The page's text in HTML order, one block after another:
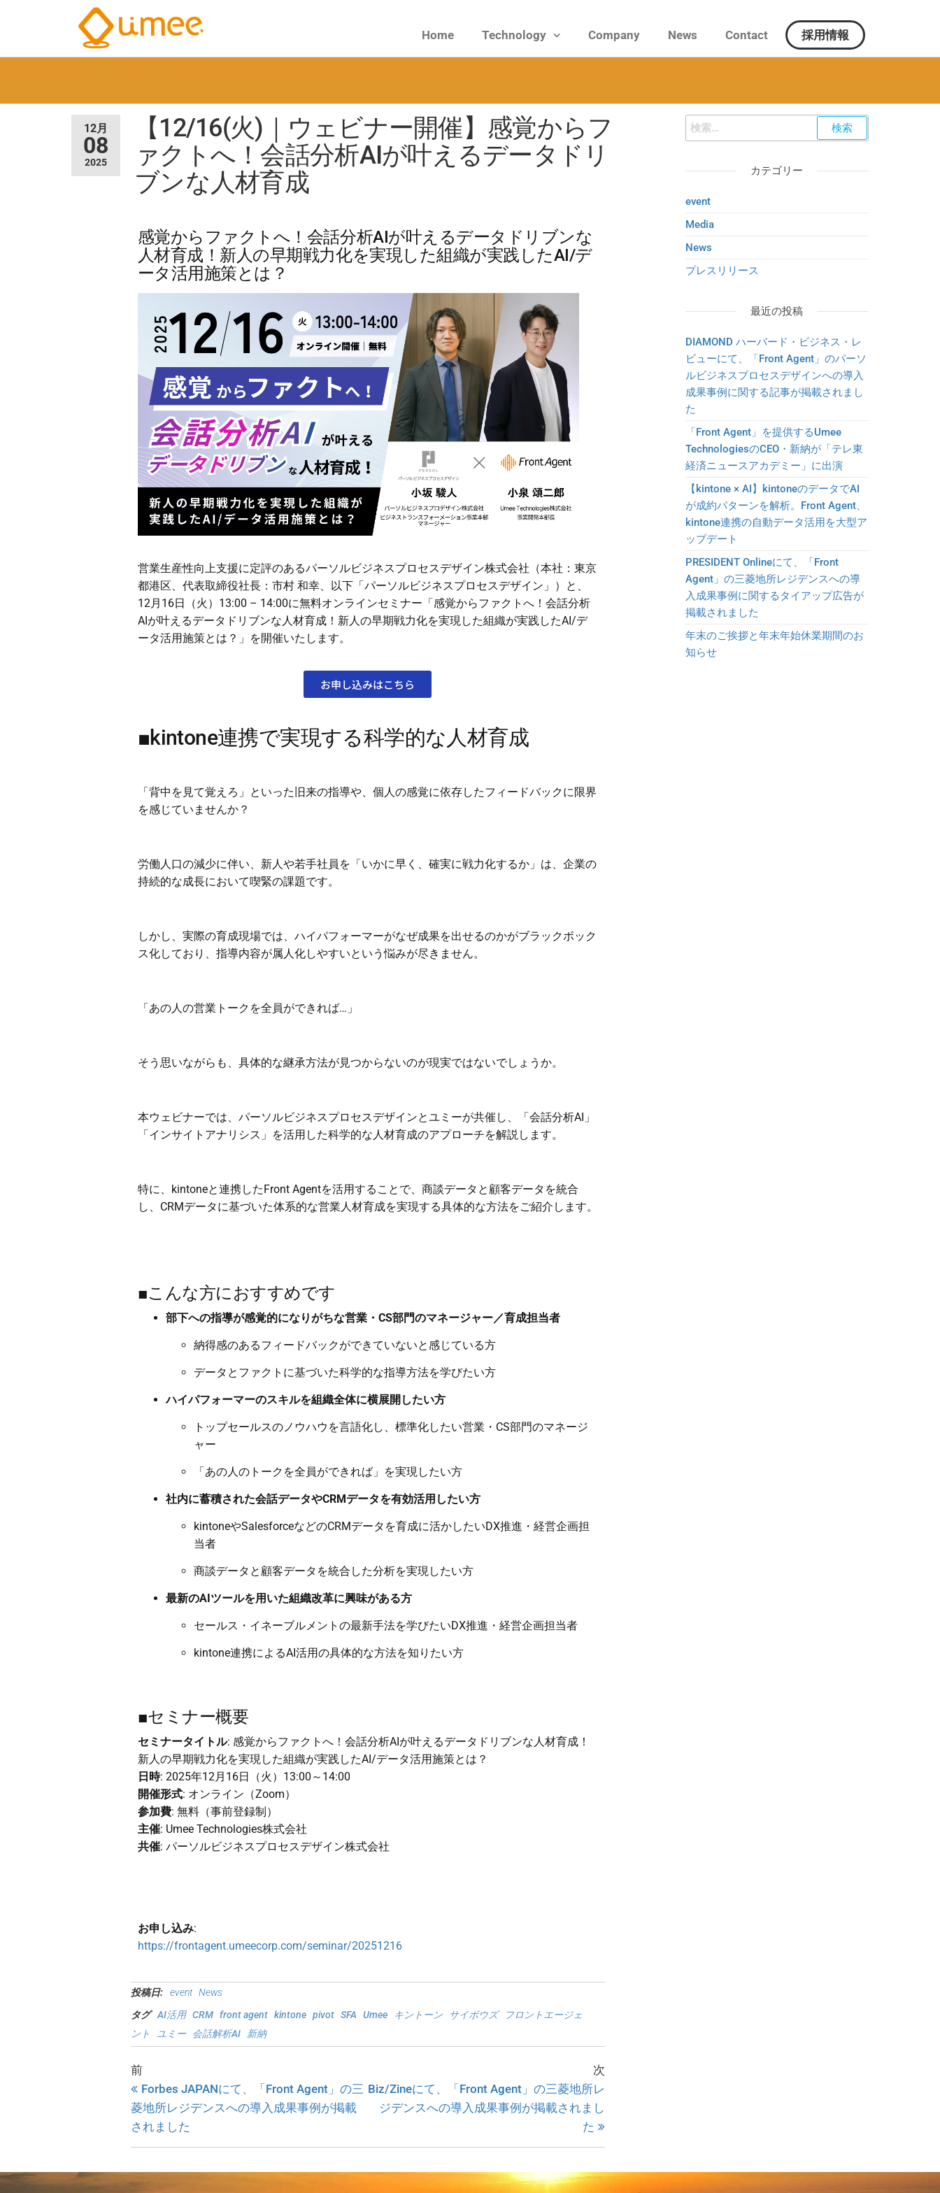
Technologies
ト
AI
電
気
通
学
認
定
ベ
ン
チ
ャ
ー
採用情報
Home Technology Company News Contact
12月
08
2025
【12/16(火)｜ウェビナー開催】感覚からフ
ァクトへ！会話分析AIが叶えるデータドリ
ブンな人材育成
感覚からファクトへ！会話分析AIが叶えるデータドリブンな
人材育成！新人の早期戦力化を実現した組織が実践したAI/デ
ータ活用施策とは？
営業生産性向上支援に定評のあるパーソルビジネスプロセスデザイン株式会社（本社：東京
都港区、代表取締役社長：市村 和幸、以下「パーソルビジネスプロセスデザイン」）と、
12月16日（火）13:00 – 14:00に無料オンラインセミナー「感覚からファクトへ！会話分析
AIが叶えるデータドリブンな人材育成！新人の早期戦力化を実現した組織が実践したAI/デ
ータ活用施策とは？」を開催いたします。
お申し込みはこちら
■kintone連携で実現する科学的な人材育成
「背中を見て覚えろ」といった旧来の指導や、個人の感覚に依存したフィードバックに限界
を感じていませんか？
労働人口の減少に伴い、新人や若手社員を「いかに早く、確実に戦力化するか」は、企業の
持続的な成長において喫緊の課題です。
しかし、実際の育成現場では、ハイパフォーマーがなぜ成果を出せるのかがブラックボック
ス化しており、指導内容が属人化しやすいという悩みが尽きません。
「あの人の営業トークを全員ができれば…」
そう思いながらも、具体的な継承方法が見つからないのが現実ではないでしょうか。
本ウェビナーでは、パーソルビジネスプロセスデザインとユミーが共催し、「会話分析AI」
「インサイトアナリシス」を活用した科学的な人材育成のアプローチを解説します。
特に、kintoneと連携したFront Agentを活用することで、商談データと顧客データを統合
し、CRMデータに基づいた体系的な営業人材育成を実現する具体的な方法をご紹介します。
■こんな方におすすめです
部下への指導が感覚的になりがちな営業・CS部門のマネージャー／育成担当者
納得感のあるフィードバックができていないと感じている方
データとファクトに基づいた科学的な指導方法を学びたい方
ハイパフォーマーのスキルを組織全体に横展開したい方
トップセールスのノウハウを言語化し、標準化したい営業・CS部門のマネージ
ャー
「あの人のトークを全員ができれば」を実現したい方
社内に蓄積された会話データやCRMデータを有効活用したい方
kintoneやSalesforceなどのCRMデータを育成に活かしたいDX推進・経営企画担
当者
商談データと顧客データを統合した分析を実現したい方
最新のAIツールを用いた組織改革に興味がある方
セールス・イネーブルメントの最新手法を学びたいDX推進・経営企画担当者
kintone連携によるAI活用の具体的な方法を知りたい方
■セミナー概要
セミナータイトル: 感覚からファクトへ！会話分析AIが叶えるデータドリブンな人材育成！
新人の早期戦力化を実現した組織が実践したAI/データ活用施策とは？
日時: 2025年12月16日（火）13:00～14:00
開催形式: オンライン（Zoom）
参加費: 無料（事前登録制）
主催: Umee Technologies株式会社
共催: パーソルビジネスプロセスデザイン株式会社
お申し込み:
https://frontagent.umeecorp.com/seminar/20251216
投稿日: event News
タグ
AI活用 CRM front agent kintone pivot SFA Umee キントーン サイボウズ
フロントエージェ
ント
ユミー 会話解析AI 新納
前
Forbes JAPANにて、「Front Agent」の三
菱地所レジデンスへの導入成果事例が掲載
されました
次
Biz/Zineにて、「Front Agent」の三菱地所レ
ジデンスへの導入成果事例が掲載されまし
た
カテゴリー
event
Media
News
プレスリリース
最近の投稿
DIAMOND ハーバード・ビジネス・レ
ビューにて、「Front Agent」のパーソ
ルビジネスプロセスデザインへの導入
成果事例に関する記事が掲載されまし
た
「Front Agent」を提供するUmee
TechnologiesのCEO・新納が「テレ東
経済ニュースアカデミー」に出演
【kintone × AI】kintoneのデータでAI
が成約パターンを解析。Front Agent、
kintone連携の自動データ活用を大型ア
ップデート
PRESIDENT Onlineにて、「Front
Agent」の三菱地所レジデンスへの導
入成果事例に関するタイアップ広告が
掲載されました
年末のご挨拶と年末年始休業期間のお
知らせ